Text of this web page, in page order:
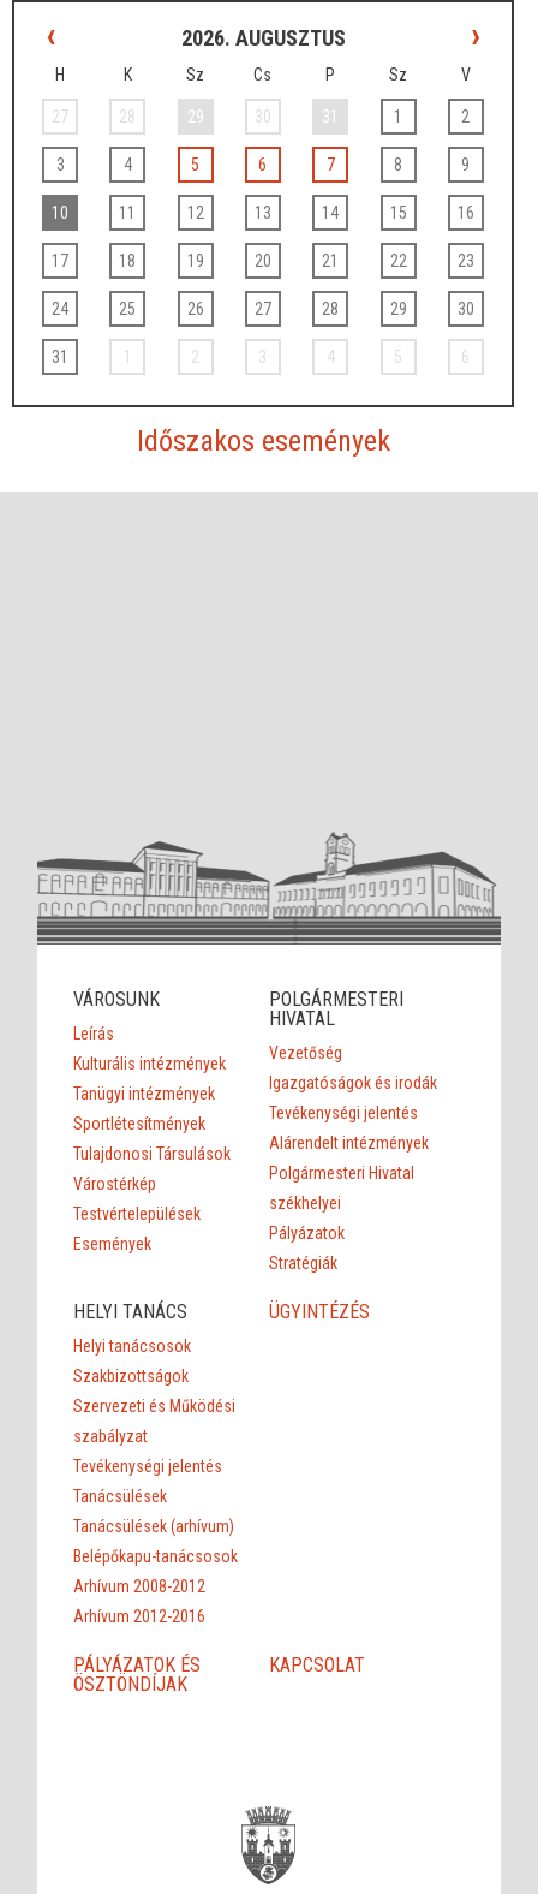
‹ 2026. AUGUSZTUS ›
H K Sz Cs P Sz V
27 28 29 30 31 1 2
3 4 5 6 7 8 9
10 11 12 13 14 15 16
17 18 19 20 21 22 23
24 25 26 27 28 29 30
31 1 2 3 4 5 6
Időszakos események
VÁROSUNK
Leírás
Kulturális intézmények
Tanügyi intézmények
Sportlétesítmények
Tulajdonosi Társulások
Várostérkép
Testvértelepülések
Események
POLGÁRMESTERI
HIVATAL
Vezetőség
Igazgatóságok és irodák
Tevékenységi jelentés
Alárendelt intézmények
Polgármesteri Hivatal
székhelyei
Pályázatok
Stratégiák
HELYI TANÁCS
Helyi tanácsosok
Szakbizottságok
Szervezeti és Működési
szabályzat
Tevékenységi jelentés
Tanácsülések
Tanácsülések (arhívum)
Belépőkapu-tanácsosok
Arhívum 2008-2012
Arhívum 2012-2016
ÜGYINTÉZÉS
PÁLYÁZATOK ÉS
ÖSZTÖNDÍJAK
KAPCSOLAT